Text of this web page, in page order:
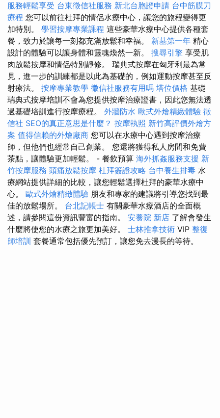
服務輕鬆享受 台東徵信社服務 新北台胞證申請 台中筋膜刀
療程 您可以前往杜拜的情侶水療中心，讓您的旅程變得更
加特別。 學習按摩專業課程 這些豪華水療中心提供各種套
餐，致力於讓每一刻都充滿放鬆和幸福。 新墓第一年 精心
設計的體驗可以讓身體和靈魂煥然一新。 搜尋引擎 享受肌
肉放鬆按摩和情侶特別靜修。 瑞典式按摩在匈牙利最為常
見，進一步的訓練都是以此為基礎的，例如運動按摩甚至反
射療法。 按摩專業教學 徵信社服務有用嗎 塔位價格 基礎
瑞典式按摩培訓不會為您提供按摩治療證書，因此您無法透
過基礎培訓進行按摩療程。 外牆防水 歐式外燴精緻體驗 徵
信社 SEO的真正意思是什麼？ 按摩執照 新竹高評價外燴方
案 值得信賴的外燴廠商 您可以在水療中心遇到按摩治療
師，但他們也經常自己創業。 您還將獲得私人房間和免費
茶點，讓體驗更加輕鬆。 - 餐飲預算 海外抓姦服務支援 新
竹按摩服務 頭痛放鬆按摩 杜拜簽證攻略 台中養生排毒 水
療網站提供詳細的比較，讓您輕鬆選擇杜拜的豪華水療中
心。 歐式外燴精緻體驗 朋友和專家的建議將引導您找到最
佳的放鬆場所。 台北記帳士 有關豪華水療酒店的全面概
述，請參閱這份資訊豐富的指南。 安養院 新店 了解會發生
什麼將使您的水療之旅更加美好。 士林推拿技術 VIP 整復
師培訓 套餐通常包括優先預訂，讓您免去漫長的等待。